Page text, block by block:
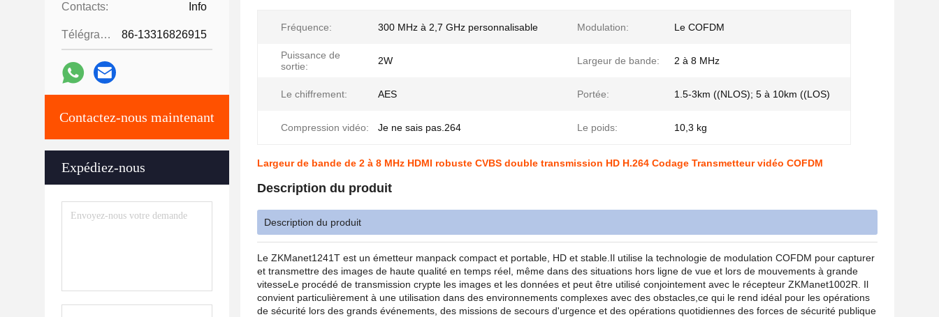
Contacts: Info
Télégramme: 86-13316826915
Contactez-nous maintenant
Expédiez-nous
Fréquence: 300 MHz à 2,7 GHz personnalisable Modulation: Le COFDM
Puissance de
sortie:
2W Largeur de bande: 2 à 8 MHz
Le chiffrement: AES Portée: 1.5-3km ((NLOS); 5 à 10km ((LOS)
Compression vidéo: Je ne sais pas.264 Le poids: 10,3 kg
Largeur de bande de 2 à 8 MHz HDMI robuste CVBS double transmission HD H.264 Codage Transmetteur vidéo COFDM
Description du produit
Description du produit
Le ZKManet1241T est un émetteur manpack compact et portable, HD et stable.Il utilise la technologie de modulation COFDM pour capturer
et transmettre des images de haute qualité en temps réel, même dans des situations hors ligne de vue et lors de mouvements à grande
vitesseLe procédé de transmission crypte les images et les données et peut être utilisé conjointement avec le récepteur ZKManet1002R. Il
convient particulièrement à une utilisation dans des environnements complexes avec des obstacles,ce qui le rend idéal pour les opérations
de sécurité lors des grands événements, des missions de secours d'urgence et des opérations quotidiennes des forces de sécurité publique